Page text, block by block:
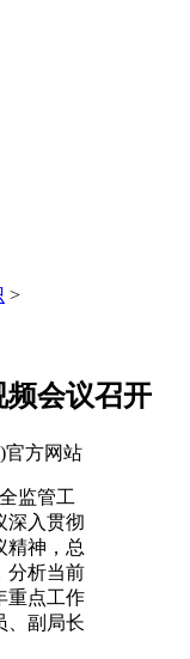
>
会议召开
官方网站
监管工
深入贯彻
精神，总
分析当前
重点工作
、副局长